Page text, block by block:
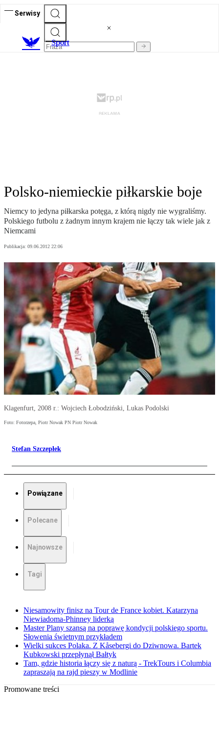
Serwisy
Sport
Polsko-niemieckie piłkarskie boje
Niemcy to jedyna piłkarska potęga, z którą nigdy nie wygraliśmy.
Polskiego futbolu z żadnym innym krajem nie łączy tak wiele jak z
Niemcami
Publikacja: 09.06.2012 22:06
Klagenfurt, 2008 r.: Wojciech Łobodziński, Lukas Podolski
Foto: Fotorzepa, Piotr Nowak PN Piotr Nowak
Stefan Szczepłek
Powiązane
Polecane
Najnowsze
Tagi
Niesamowity finisz na Tour de France kobiet. Katarzyna
Niewiadoma-Phinney liderką
Master Plany szansą na poprawę kondycji polskiego sportu.
Słowenia świetnym przykładem
Wielki sukces Polaka. Z Kåsebergi do Dziwnowa. Bartek
Kubkowski przepłynął Bałtyk
Tam, gdzie historia łączy się z naturą - TrekTours i Columbia
zapraszają na rajd pieszy w Modlinie
Promowane treści